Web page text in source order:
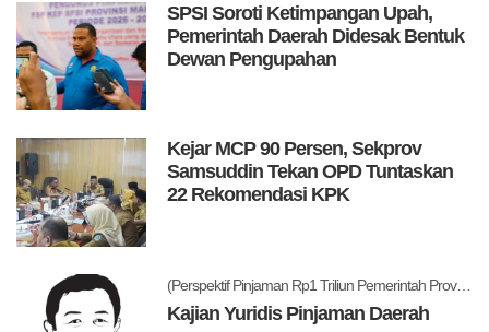
SPSI Soroti Ketimpangan Upah,
Pemerintah Daerah Didesak Bentuk
Dewan Pengupahan
Kejar MCP 90 Persen, Sekprov
Samsuddin Tekan OPD Tuntaskan
22 Rekomendasi KPK
(Perspektif Pinjaman Rp1 Triliun Pemerintah Provinsi Maluku Utara)
Kajian Yuridis Pinjaman Daerah